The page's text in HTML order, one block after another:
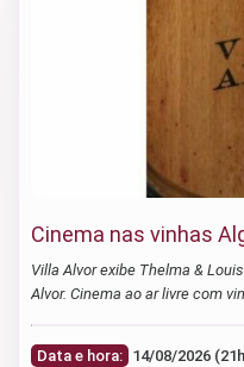
Cinema nas vinhas
Villa Alvor exibe Thelma & Louise a 14 de
Alvor. Cinema ao ar livre com
Data e hora: